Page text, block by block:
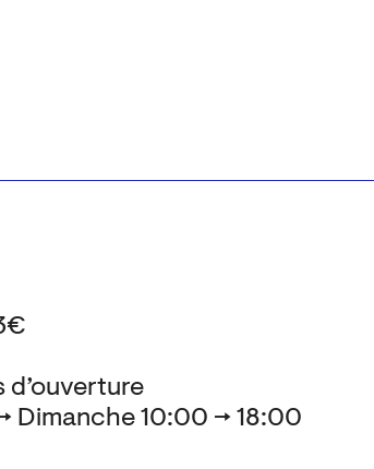
d’ouverture
Dimanche 10:00 → 18:00